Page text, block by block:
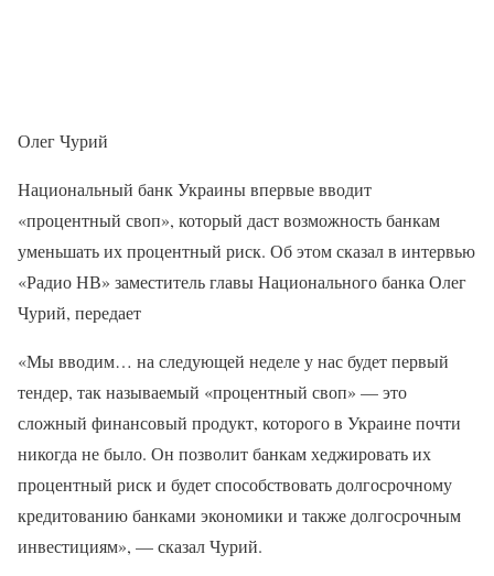
Олег Чурий
Национальный банк Украины впервые вводит
«процентный своп», который даст возможность банкам
уменьшать их процентный риск. Об этом сказал в интервью
«Радио НВ» заместитель главы Национального банка Олег
Чурий, передает
«Мы вводим… на следующей неделе у нас будет первый
тендер, так называемый «процентный своп» — это
сложный финансовый продукт, которого в Украине почти
никогда не было. Он позволит банкам хеджировать их
процентный риск и будет способствовать долгосрочному
кредитованию банками экономики и также долгосрочным
инвестициям», — сказал Чурий.